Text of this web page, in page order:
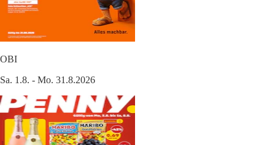
OBI
Sa. 1.8. - Mo. 31.8.2026